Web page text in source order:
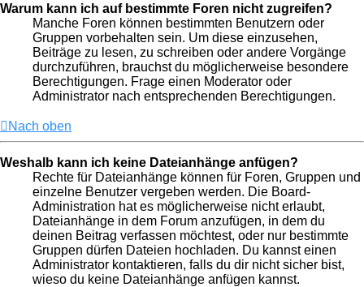
Warum kann ich auf bestimmte Foren nicht zugreifen?
Manche Foren können bestimmten Benutzern oder
Gruppen vorbehalten sein. Um diese einzusehen,
Beiträge zu lesen, zu schreiben oder andere Vorgänge
durchzuführen, brauchst du möglicherweise besondere
Berechtigungen. Frage einen Moderator oder
Administrator nach entsprechenden Berechtigungen.
Nach oben
Weshalb kann ich keine Dateianhänge anfügen?
Rechte für Dateianhänge können für Foren, Gruppen und
einzelne Benutzer vergeben werden. Die Board-
Administration hat es möglicherweise nicht erlaubt,
Dateianhänge in dem Forum anzufügen, in dem du
deinen Beitrag verfassen möchtest, oder nur bestimmte
Gruppen dürfen Dateien hochladen. Du kannst einen
Administrator kontaktieren, falls du dir nicht sicher bist,
wieso du keine Dateianhänge anfügen kannst.